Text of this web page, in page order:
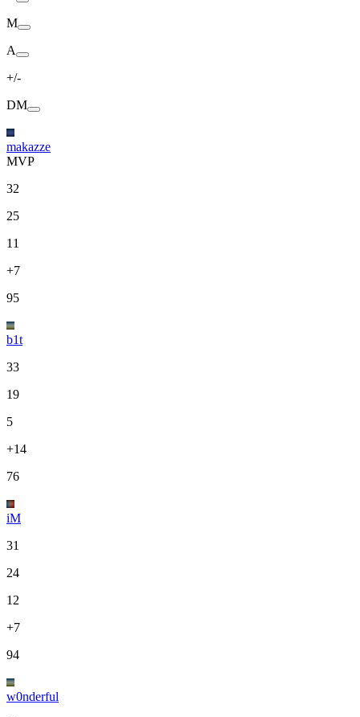
M
A
+/-
DM
makazze
MVP
32
25
11
+7
95
b1t
33
19
5
+14
76
iM
31
24
12
+7
94
w0nderful